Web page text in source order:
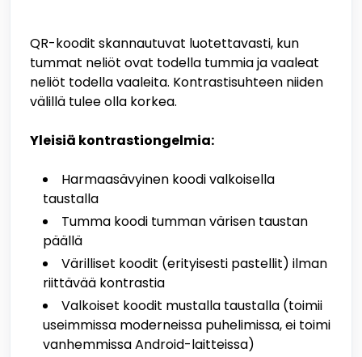
QR-koodit skannautuvat luotettavasti, kun
tummat neliöt ovat todella tummia ja vaaleat
neliöt todella vaaleita. Kontrastisuhteen niiden
välillä tulee olla korkea.
Yleisiä kontrastiongelmia:
Harmaasävyinen koodi valkoisella
taustalla
Tumma koodi tumman värisen taustan
päällä
Värilliset koodit (erityisesti pastellit) ilman
riittävää kontrastia
Valkoiset koodit mustalla taustalla (toimii
useimmissa moderneissa puhelimissa, ei toimi
vanhemmissa Android-laitteissa)